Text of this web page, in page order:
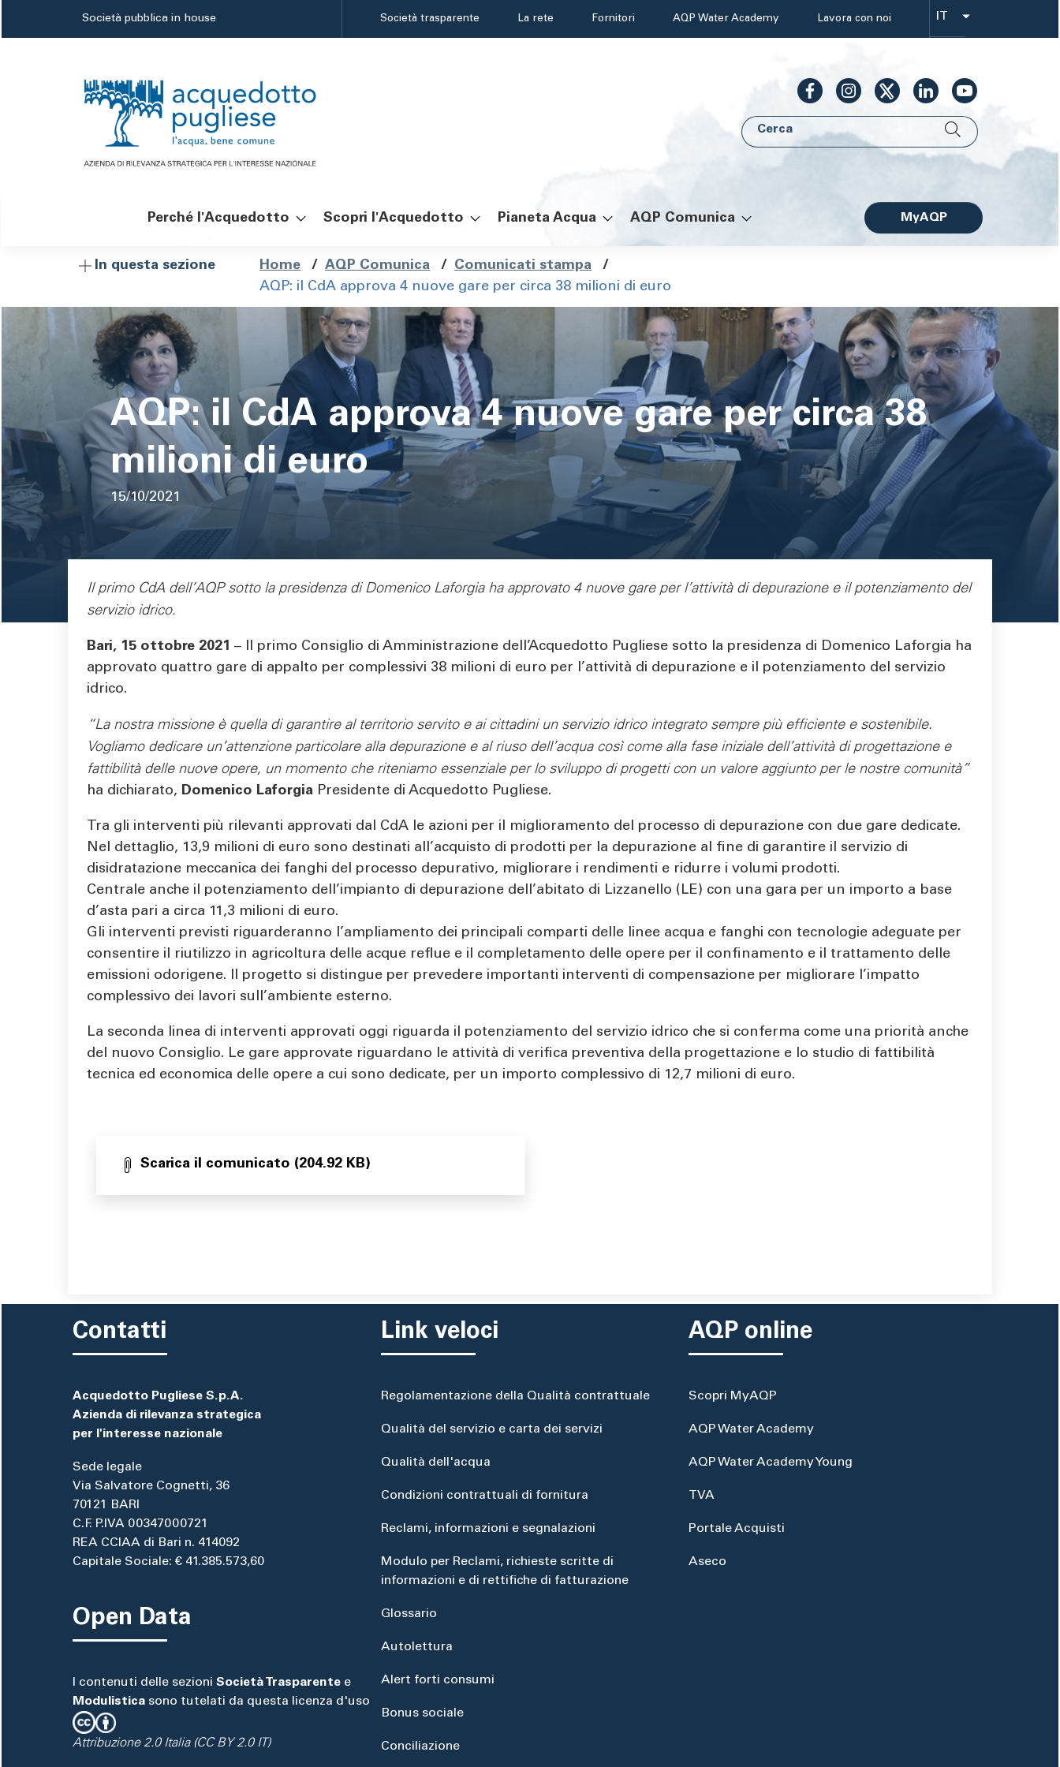
Società pubblica in house
Header
Società trasparente La rete Fornitori AQP Water Academy Lavora con noi
language
Cerca
Navigazione
principale
Perché l'Acquedotto Scopri l'Acquedotto Pianeta Acqua AQP Comunica
AQPMyAQP
In questa sezione
Briciole
di
pane
Home / AQP Comunica / Comunicati stampa
/
AQP: il CdA approva 4 nuove gare per circa 38 milioni di euro
AQP: il CdA approva 4 nuove gare per circa 38
milioni di euro
15/10/2021
Area di testo
Il primo CdA dell’AQP sotto la presidenza di Domenico Laforgia ha approvato 4 nuove gare per l’attività di depurazione e il potenziamento del
servizio idrico.
Bari, 15 ottobre 2021 – Il primo Consiglio di Amministrazione dell’Acquedotto Pugliese sotto la presidenza di Domenico Laforgia ha
approvato quattro gare di appalto per complessivi 38 milioni di euro per l’attività di depurazione e il potenziamento del servizio
idrico.
“La nostra missione è quella di garantire al territorio servito e ai cittadini un servizio idrico integrato sempre più efficiente e sostenibile.
Vogliamo dedicare un’attenzione particolare alla depurazione e al riuso dell’acqua così come alla fase iniziale dell’attività di progettazione e
fattibilità delle nuove opere, un momento che riteniamo essenziale per lo sviluppo di progetti con un valore aggiunto per le nostre comunità”
ha dichiarato, Domenico Laforgia Presidente di Acquedotto Pugliese.
Tra gli interventi più rilevanti approvati dal CdA le azioni per il miglioramento del processo di depurazione con due gare dedicate.
Nel dettaglio, 13,9 milioni di euro sono destinati all’acquisto di prodotti per la depurazione al fine di garantire il servizio di
disidratazione meccanica dei fanghi del processo depurativo, migliorare i rendimenti e ridurre i volumi prodotti.
Centrale anche il potenziamento dell’impianto di depurazione dell’abitato di Lizzanello (LE) con una gara per un importo a base
d’asta pari a circa 11,3 milioni di euro.
Gli interventi previsti riguarderanno l’ampliamento dei principali comparti delle linee acqua e fanghi con tecnologie adeguate per
consentire il riutilizzo in agricoltura delle acque reflue e il completamento delle opere per il confinamento e il trattamento delle
emissioni odorigene. Il progetto si distingue per prevedere importanti interventi di compensazione per migliorare l’impatto
complessivo dei lavori sull’ambiente esterno.
La seconda linea di interventi approvati oggi riguarda il potenziamento del servizio idrico che si conferma come una priorità anche
del nuovo Consiglio. Le gare approvate riguardano le attività di verifica preventiva della progettazione e lo studio di fattibilità
tecnica ed economica delle opere a cui sono dedicate, per un importo complessivo di 12,7 milioni di euro.
Scarica il comunicato (204.92 KB)
Contatti
Acquedotto Pugliese S.p.A.
Azienda di rilevanza strategica
per l'interesse nazionale
Sede legale
Via Salvatore Cognetti, 36
70121 BARI
C.F. P.IVA 00347000721
REA CCIAA di Bari n. 414092
Capitale Sociale: € 41.385.573,60
Open Data
I contenuti delle sezioni Società Trasparente e
Modulistica sono tutelati da questa licenza d'uso
Attribuzione 2.0 Italia (CC BY 2.0 IT)
Link veloci
Regolamentazione della Qualità contrattuale
Qualità del servizio e carta dei servizi
Qualità dell'acqua
Condizioni contrattuali di fornitura
Reclami, informazioni e segnalazioni
Modulo per Reclami, richieste scritte di
informazioni e di rettifiche di fatturazione
Glossario
Autolettura
Alert forti consumi
Bonus sociale
Conciliazione
AQP online
Scopri MyAQP
AQP Water Academy
AQP Water Academy Young
TVA
Portale Acquisti
Aseco